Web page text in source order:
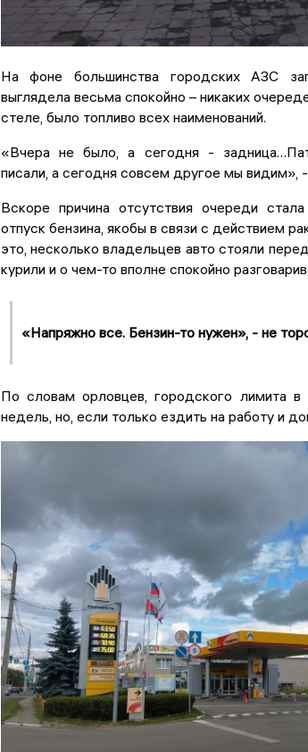
На фоне большинства городских АЗС
выглядела весьма спокойно – никаких
стеле, было топливо всех наименований.
«Вчера не было, а сегодня -
писали, а сегодня совсем другое мы видим»,
Вскоре причина отсутствия очереди
отпуск бензина, якобы в связи с действием
это, несколько владельцев авто стояли
курили и о чем-то вполне спокойно
«Напряжно все. Бензин-то нужен», - не
По словам орловцев, городского лимита
недель, но, если только ездить на работу и